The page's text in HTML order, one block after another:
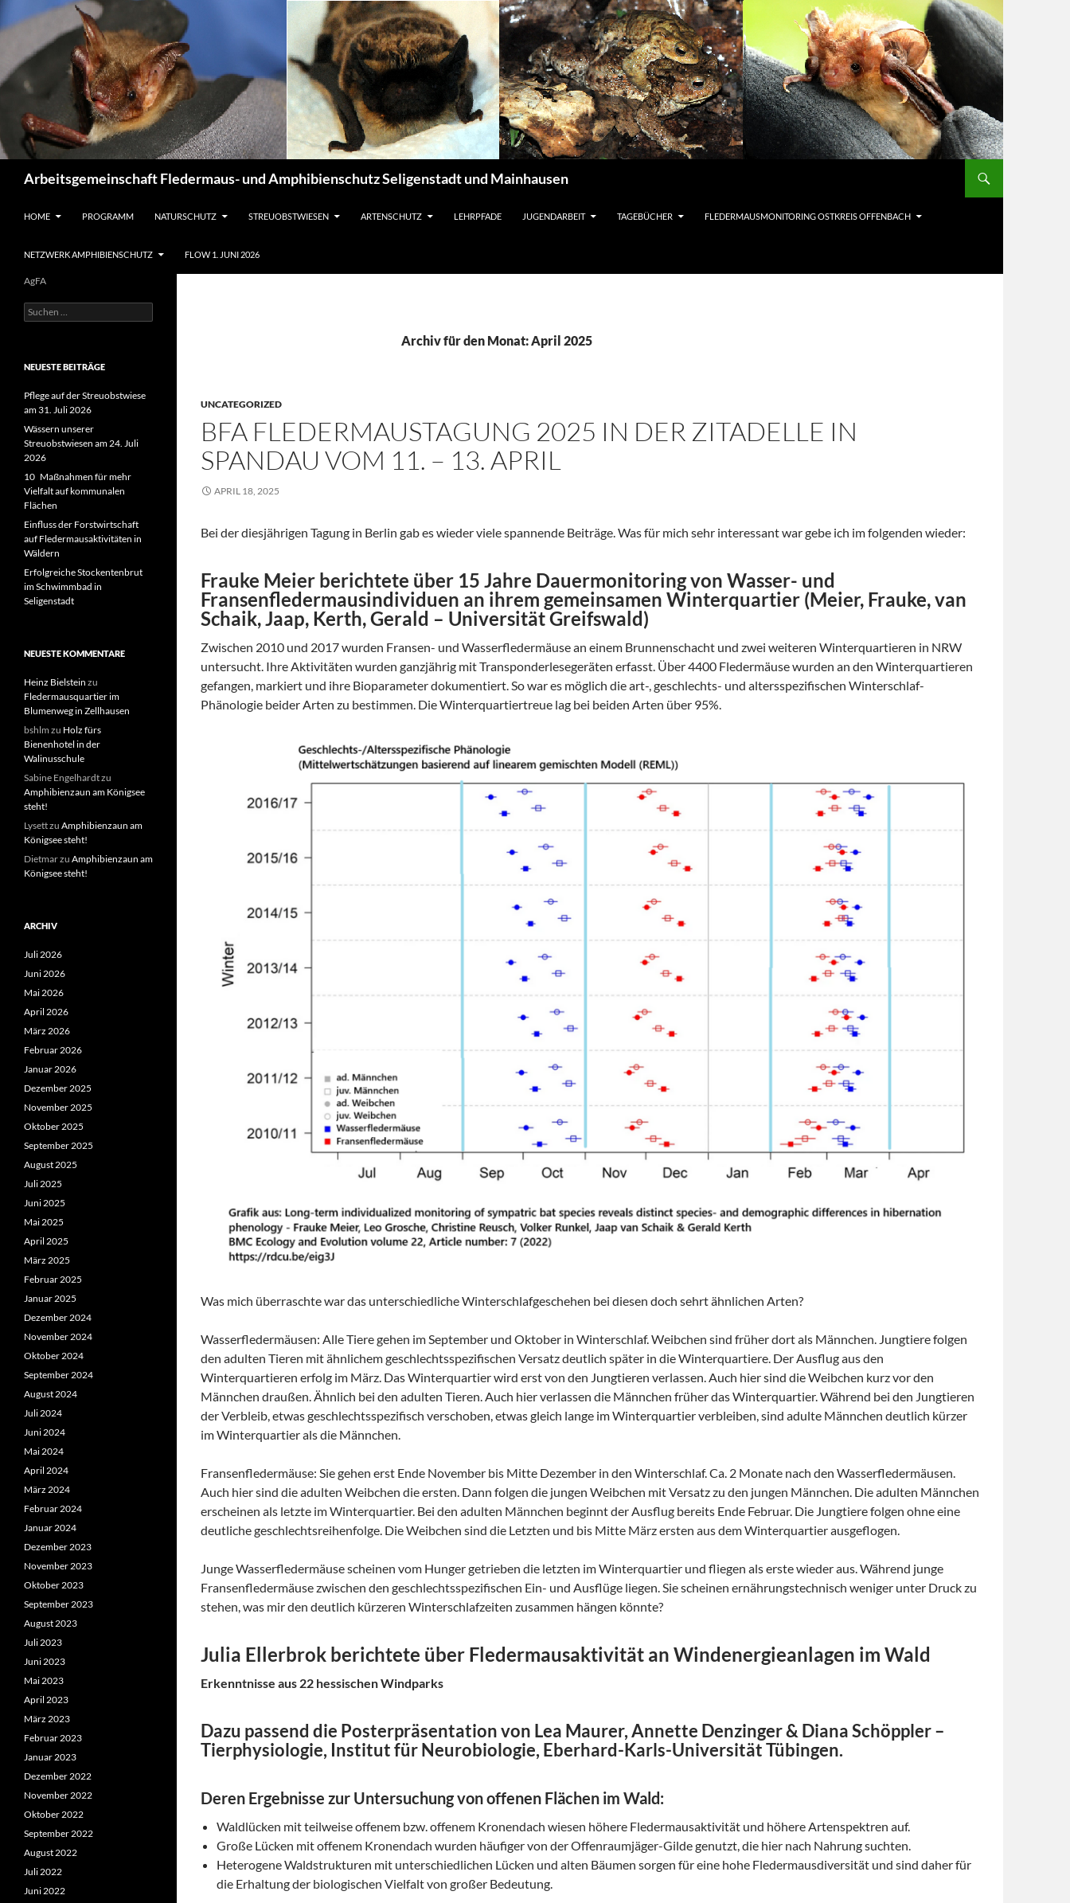
Arbeitsgemeinschaft Fledermaus- und Amphibienschutz Seligenstadt und Mainhausen
HOME
PROGRAMM NATURSCHUTZ STREUOBSTWIESEN ARTENSCHUTZ LEHRPFADE JUGENDARBEIT TAGEBÜCHER FLEDERMAUSMONITORING OSTKREIS OFFENBACH
NETZWERK AMPHIBIENSCHUTZ FLOW 1. JUNI 2026
Archiv für den Monat: April 2025
UNCATEGORIZED
BFA FLEDERMAUSTAGUNG 2025 IN DER ZITADELLE IN
SPANDAU VOM 11. – 13. APRIL
APRIL 18, 2025
Bei der diesjährigen Tagung in Berlin gab es wieder viele spannende Beiträge. Was für mich sehr interessant war gebe ich im folgenden wieder:
Frauke Meier berichtete über 15 Jahre Dauermonitoring von Wasser- und
Fransenfledermausindividuen an ihrem gemeinsamen Winterquartier (Meier, Frauke, van
Schaik, Jaap, Kerth, Gerald – Universität Greifswald)
Zwischen 2010 und 2017 wurden Fransen- und Wasserfledermäuse an einem Brunnenschacht und zwei weiteren Winterquartieren in NRW
untersucht. Ihre Aktivitäten wurden ganzjährig mit Transponderlesegeräten erfasst. Über 4400 Fledermäuse wurden an den Winterquartieren
gefangen, markiert und ihre Bioparameter dokumentiert. So war es möglich die art-, geschlechts- und altersspezifischen Winterschlaf-
Phänologie beider Arten zu bestimmen. Die Winterquartiertreue lag bei beiden Arten über 95%.
Was mich überraschte war das unterschiedliche Winterschlafgeschehen bei diesen doch sehrt ähnlichen Arten?
Wasserfledermäusen: Alle Tiere gehen im September und Oktober in Winterschlaf. Weibchen sind früher dort als Männchen. Jungtiere folgen
den adulten Tieren mit ähnlichem geschlechtsspezifischen Versatz deutlich später in die Winterquartiere. Der Ausflug aus den
Winterquartieren erfolg im März. Das Winterquartier wird erst von den Jungtieren verlassen. Auch hier sind die Weibchen kurz vor den
Männchen draußen. Ähnlich bei den adulten Tieren. Auch hier verlassen die Männchen früher das Winterquartier. Während bei den Jungtieren
der Verbleib, etwas geschlechtsspezifisch verschoben, etwas gleich lange im Winterquartier verbleiben, sind adulte Männchen deutlich kürzer
im Winterquartier als die Männchen.
Fransenfledermäuse: Sie gehen erst Ende November bis Mitte Dezember in den Winterschlaf. Ca. 2 Monate nach den Wasserfledermäusen.
Auch hier sind die adulten Weibchen die ersten. Dann folgen die jungen Weibchen mit Versatz zu den jungen Männchen. Die adulten Männchen
erscheinen als letzte im Winterquartier. Bei den adulten Männchen beginnt der Ausflug bereits Ende Februar. Die Jungtiere folgen ohne eine
deutliche geschlechtsreihenfolge. Die Weibchen sind die Letzten und bis Mitte März ersten aus dem Winterquartier ausgeflogen.
Junge Wasserfledermäuse scheinen vom Hunger getrieben die letzten im Winterquartier und fliegen als erste wieder aus. Während junge
Fransenfledermäuse zwischen den geschlechtsspezifischen Ein- und Ausflüge liegen. Sie scheinen ernährungstechnisch weniger unter Druck zu
stehen, was mir den deutlich kürzeren Winterschlafzeiten zusammen hängen könnte?
Julia Ellerbrok berichtete über Fledermausaktivität an Windenergieanlagen im Wald
Erkenntnisse aus 22 hessischen Windparks
Dazu passend die Posterpräsentation von Lea Maurer, Annette Denzinger & Diana Schöppler –
Tierphysiologie, Institut für Neurobiologie, Eberhard-Karls-Universität Tübingen.
Deren Ergebnisse zur Untersuchung von offenen Flächen im Wald:
Waldlücken mit teilweise offenem bzw. offenem Kronendach wiesen höhere Fledermausaktivität und höhere Artenspektren auf.
Große Lücken mit offenem Kronendach wurden häufiger von der Offenraumjäger-Gilde genutzt, die hier nach Nahrung suchten.
Heterogene Waldstrukturen mit unterschiedlichen Lücken und alten Bäumen sorgen für eine hohe Fledermausdiversität und sind daher für
die Erhaltung der biologischen Vielfalt von großer Bedeutung.
AgFA
Suchen
nach:
NEUESTE BEITRÄGE
Pflege auf der Streuobstwiese
am 31. Juli 2026
Wässern unserer
Streuobstwiesen am 24. Juli
2026
10 Maßnahmen für mehr
Vielfalt auf kommunalen
Flächen
Einfluss der Forstwirtschaft
auf Fledermausaktivitäten in
Wäldern
Erfolgreiche Stockentenbrut
im Schwimmbad in
Seligenstadt
NEUESTE KOMMENTARE
Heinz Bielstein zu
Fledermausquartier im
Blumenweg in Zellhausen
bshlm zu Holz fürs
Bienenhotel in der
Walinusschule
Sabine Engelhardtzu
Amphibienzaun am Königsee
steht!
Lysettzu Amphibienzaun am
Königsee steht!
Dietmarzu Amphibienzaun am
Königsee steht!
ARCHIV
Juli 2026
Juni 2026
Mai 2026
April 2026
März 2026
Februar 2026
Januar 2026
Dezember 2025
November 2025
Oktober 2025
September 2025
August 2025
Juli 2025
Juni 2025
Mai 2025
April 2025
März 2025
Februar 2025
Januar 2025
Dezember 2024
November 2024
Oktober 2024
September 2024
August 2024
Juli 2024
Juni 2024
Mai 2024
April 2024
März 2024
Februar 2024
Januar 2024
Dezember 2023
November 2023
Oktober 2023
September 2023
August 2023
Juli 2023
Juni 2023
Mai 2023
April 2023
März 2023
Februar 2023
Januar 2023
Dezember 2022
November 2022
Oktober 2022
September 2022
August 2022
Juli 2022
Juni 2022